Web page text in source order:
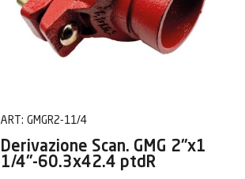
ART: GMGR2-11/4
Derivazione Scan. GMG 2"x1
1/4"-60.3x42.4 ptdR